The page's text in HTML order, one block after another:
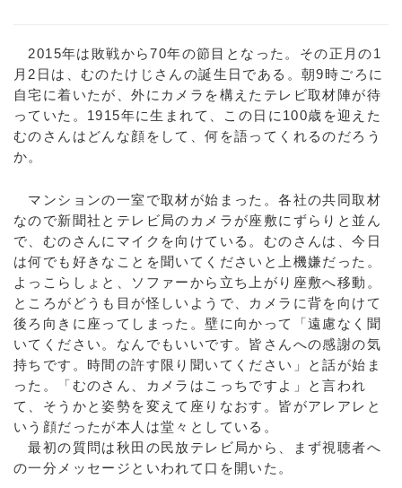
2015年は敗戦から70年の節目となった。その正月の1
月2日は、むのたけじさんの誕生日である。朝9時ごろに
自宅に着いたが、外にカメラを構えたテレビ取材陣が待
っていた。1915年に生まれて、この日に100歳を迎えた
むのさんはどんな顔をして、何を語ってくれるのだろう
か。
マンションの一室で取材が始まった。各社の共同取材
なので新聞社とテレビ局のカメラが座敷にずらりと並ん
で、むのさんにマイクを向けている。むのさんは、今日
は何でも好きなことを聞いてくださいと上機嫌だった。
よっこらしょと、ソファーから立ち上がり座敷へ移動。
ところがどうも目が怪しいようで、カメラに背を向けて
後ろ向きに座ってしまった。壁に向かって「遠慮なく聞
いてください。なんでもいいです。皆さんへの感謝の気
持ちです。時間の許す限り聞いてください」と話が始ま
った。「むのさん、カメラはこっちですよ」と言われ
て、そうかと姿勢を変えて座りなおす。皆がアレアレと
いう顔だったが本人は堂々としている。
最初の質問は秋田の民放テレビ局から、まず視聴者へ
の一分メッセージといわれて口を開いた。